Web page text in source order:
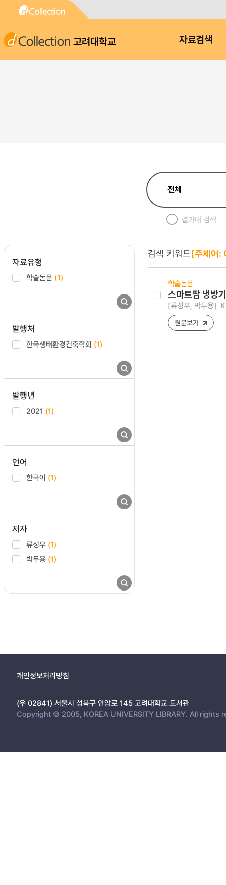
고려대학교 자료검색
결과내 검색
자료유형
학술논문 (1)
발행처
한국생태환경건축학회 (1)
발행년
2021 (1)
언어
한국어 (1)
저자
류성우 (1)
박두용 (1)
검색 키워드[주제어:
학술논문
스마트팜 냉방
[류성우, 박두용]
원문보기
개인정보처리방침
(우 02841) 서울시 성북구 안암로 145 고려대학교 도서관
Copyright © 2005, KOREA UNIVERSITY LIBRARY. All rights